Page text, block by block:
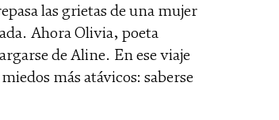
las grietas de una mujer
Ahora Olivia, poeta
de Aline. En ese viaje
más atávicos: saberse